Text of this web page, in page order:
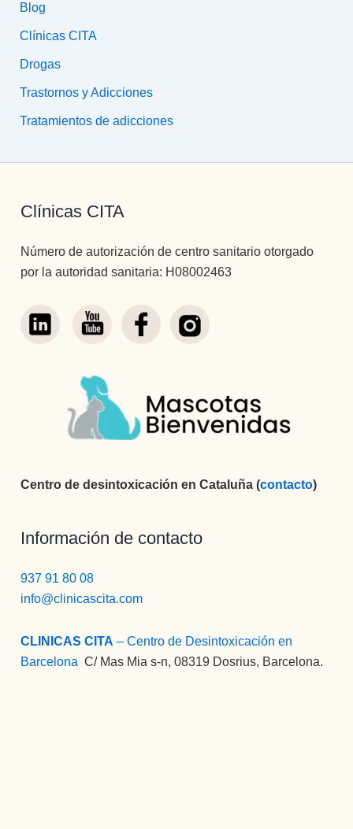
Blog
Clínicas CITA
Drogas
Trastornos y Adicciones
Tratamientos de adicciones
Clínicas CITA
Número de autorización de centro sanitario otorgado
por la autoridad sanitaria: H08002463
Centro de desintoxicación en Cataluña (contacto)
Información de contacto
937 91 80 08
info@clinicascita.com
CLINICAS CITA – Centro de Desintoxicación en
Barcelona :C/ Mas Mia s-n, 08319 Dosrius, Barcelona.